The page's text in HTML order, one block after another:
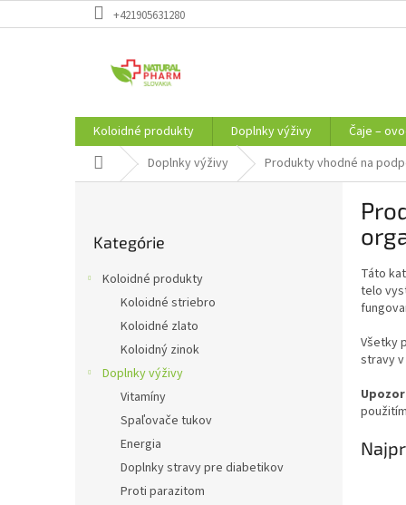
na
+421905631280
Koloidné produkty Doplnky výživy Čaje –
DomovDoplnky výživy Produkty vhodné na
kategórie
Kategórie
Koloidné produkty
Koloidné striebro
Koloidné zlato
Koloidný zinok
Doplnky výživy
Vitamíny
Spaľovače tukov
Energia
Doplnky stravy pre diabetikov
Proti parazitom
Táto
telo
Všetky
stravy